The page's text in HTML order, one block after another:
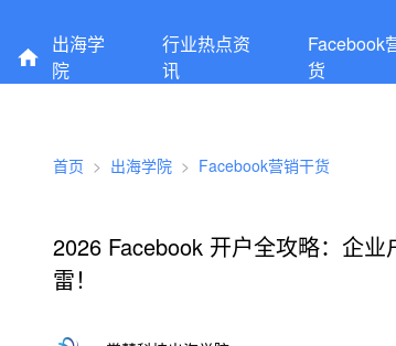
出海学
院
行业热点资
讯
Facebook
货
首页 > 出海学院 > Facebook营销干货
2026 Facebook 开户全攻略：企
雷！